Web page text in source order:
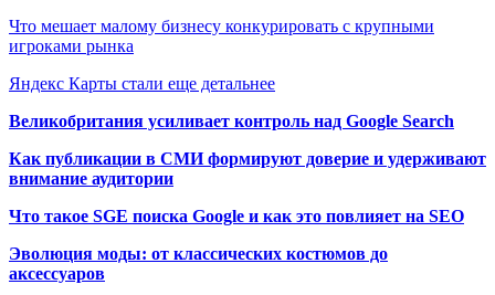
Что мешает малому бизнесу конкурировать с крупными
игроками рынка
Яндекс Карты стали еще детальнее
Великобритания усиливает контроль над Google Search
Как публикации в СМИ формируют доверие и удерживают
внимание аудитории
Что такое SGE поиска Google и как это повлияет на SEO
Эволюция моды: от классических костюмов до
аксессуаров